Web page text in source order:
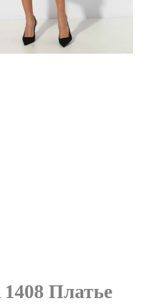
Платье